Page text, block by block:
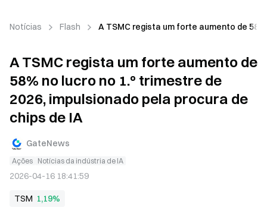
Notícias Flash A TSMC regista um forte aumento de
A TSMC regista um forte aumento de
58% no lucro no 1.º trimestre de
2026, impulsionado pela procura de
chips de IA
GateNews
Ações Notícias da indústria de IA
2026-04-16 18:41:59
TSM 1,19%